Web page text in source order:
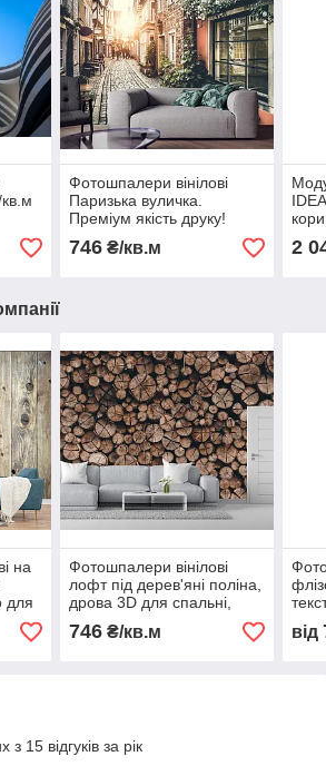
Фотошпалери вінілові
Паризька вуличка.
Преміум якість друку!
Візуалізація у вашому
інтер'єрі.
746₴/кв.м 2
на
для
Фотошпалери вінілові
лофт під дерев'яні поліна,
дрова 3D для спальні,
Преміум якість!
746₴/кв.м від
15 відгуків за рік